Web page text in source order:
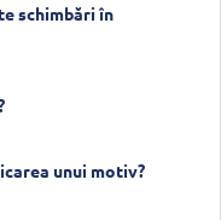
schimbări în
unui motiv?